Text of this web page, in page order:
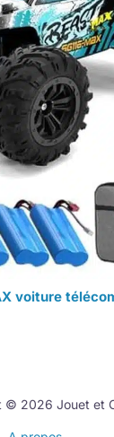
voiture
© 2026 Jouet et